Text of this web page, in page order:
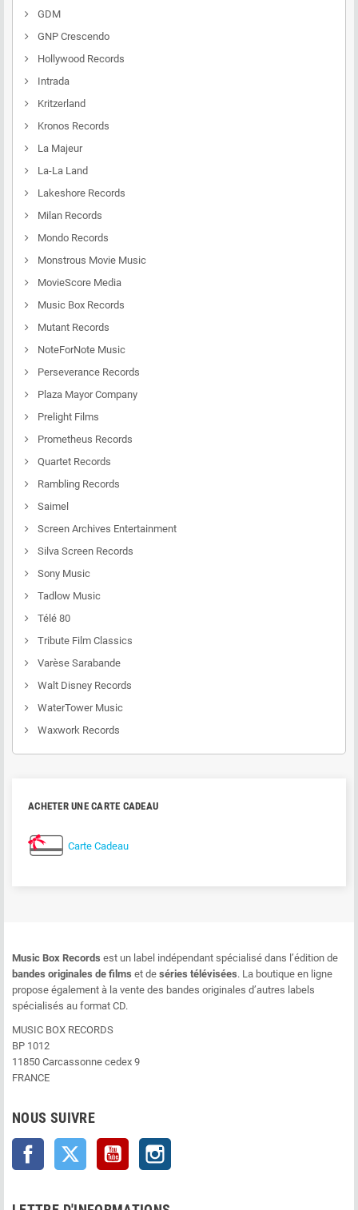
GDM
GNP Crescendo
Hollywood Records
Intrada
Kritzerland
Kronos Records
La Majeur
La-La Land
Lakeshore Records
Milan Records
Mondo Records
Monstrous Movie Music
MovieScore Media
Music Box Records
Mutant Records
NoteForNote Music
Perseverance Records
Plaza Mayor Company
Prelight Films
Prometheus Records
Quartet Records
Rambling Records
Saimel
Screen Archives Entertainment
Silva Screen Records
Sony Music
Tadlow Music
Télé 80
Tribute Film Classics
Varèse Sarabande
Walt Disney Records
WaterTower Music
Waxwork Records
ACHETER UNE CARTE CADEAU
Carte Cadeau
Music Box Records est un label indépendant spécialisé dans l’édition de
bandes originales de films et de séries télévisées. La boutique en ligne
propose également à la vente des bandes originales d’autres labels
spécialisés au format CD.
MUSIC BOX RECORDS
BP 1012
11850 Carcassonne cedex 9
FRANCE
NOUS SUIVRE
Facebook Twitter YouTube